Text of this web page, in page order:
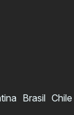
Brasil Chile